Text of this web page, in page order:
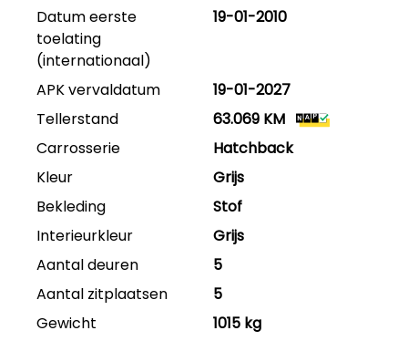
Datum eerste
toelating
(internationaal)
19-01-2010
APK vervaldatum
19-01-2027
Tellerstand
63.069 KM
Carrosserie
Hatchback
Kleur
Grijs
Bekleding
Stof
Interieurkleur
Grijs
Aantal deuren
5
Aantal zitplaatsen
5
Gewicht
1015 kg